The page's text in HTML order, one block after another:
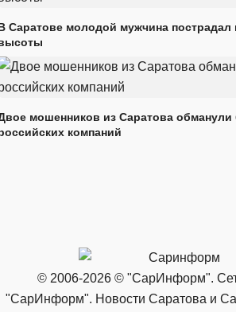
Саратове молодой мужчина пострадал
мошенников из Саратова
компаний
© 2006-2026 © "СарИнформ".
"СарИнформ". Новости Саратова и